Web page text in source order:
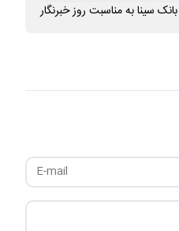
سینا به مناسبت روز خبرنگار